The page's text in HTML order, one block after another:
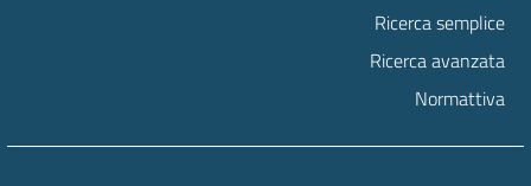
Ricerca semplice
Ricerca avanzata
Normattiva